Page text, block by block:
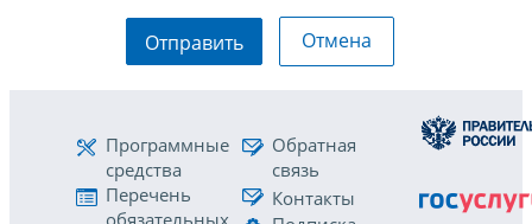
Отправить Отмена
Программные
средства
Перечень
Обратная
связь
Контакты